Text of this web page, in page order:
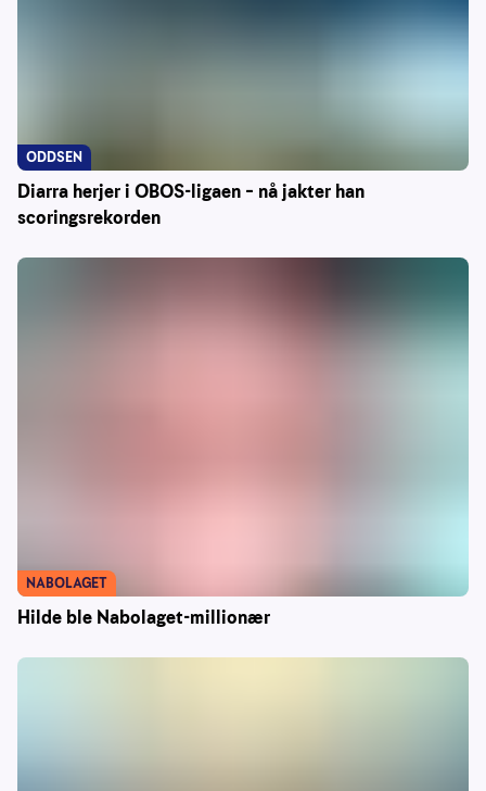
Diarra herjer i OBOS-ligaen – nå jakter han
scoringsrekorden
ODDSEN
Hilde ble Nabolaget-millionær
NABOLAGET